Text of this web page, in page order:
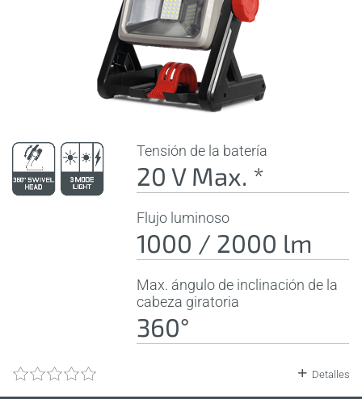
Tensión de la batería
20 V Max. *
Flujo luminoso
1000 / 2000 lm
Max. ángulo de inclinación de la
cabeza giratoria
360°
Detalles